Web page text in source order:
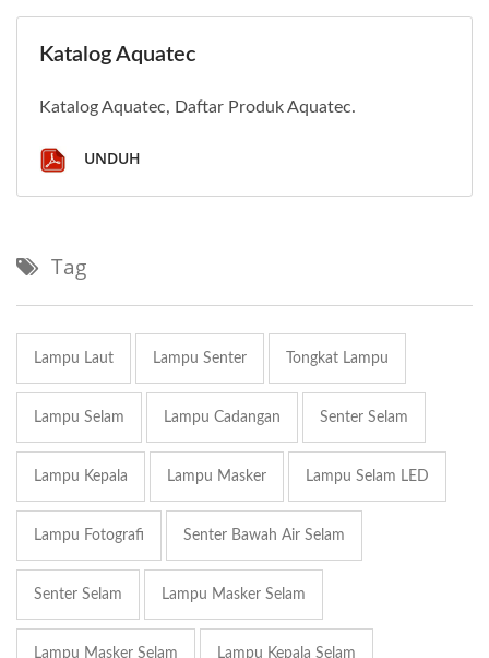
Katalog Aquatec
Katalog Aquatec, Daftar Produk Aquatec.
UNDUH
Tag
Lampu Laut Lampu Senter Tongkat Lampu
Lampu Selam Lampu Cadangan Senter Selam
Lampu Kepala Lampu Masker Lampu Selam LED
Lampu Fotografi Senter Bawah Air Selam
Senter Selam Lampu Masker Selam
Lampu Masker Selam Lampu Kepala Selam